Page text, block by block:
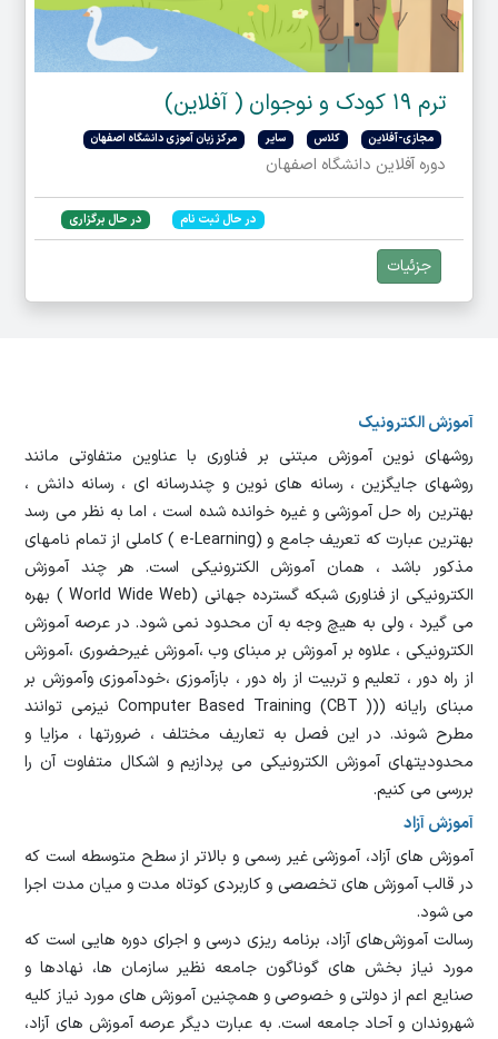
ترم ۱۹ کودک و نوجوان ( آفلاین)
مجازی-آفلاین کلاس سایر مرکز زبان آموزی دانشگاه اصفهان
دوره آفلاین دانشگاه اصفهان
در حال ثبت نام در حال برگزاری
جزئیات
آموزش الکترونیک
روشهای نوین آموزش مبتنی بر فناوری با عناوین متفاوتی مانند
روشهای جایگزین ، رسانه های نوین و چندرسانه ای ، رسانه دانش ،
بهترین راه حل آموزشی و غیره خوانده شده است ، اما به نظر می رسد
بهترین عبارت که تعریف جامع و (e-Learning ) کاملی از تمام نامهای
مذکور باشد ، همان آموزش الکترونیکی است. هر چند آموزش
الکترونیکی از فناوری شبکه گسترده جهانی (World Wide Web ) بهره
می گیرد ، ولی به هیچ وجه به آن محدود نمی شود. در عرصه آموزش
الکترونیکی ، علاوه بر آموزش بر مبنای وب ،آموزش غیرحضوری ،آموزش
از راه دور ، تعلیم و تربیت از راه دور ، بازآموزی ،خودآموزی وآموزش بر
مبنای رایانه ((Computer Based Training (CBT ) نیزمی توانند
مطرح شوند. در این فصل به تعاریف مختلف ، ضرورتها ، مزایا و
محدودیتهای آموزش الکترونیکی می پردازیم و اشکال متفاوت آن را
بررسی می کنیم.
آموزش آزاد
آموزش های آزاد، آموزشی غیر رسمی و بالاتر از سطح متوسطه است که
در قالب آموزش های تخصصی و کاربردی کوتاه مدت و میان مدت اجرا
می شود.
رسالت آموزش‌های آزاد، برنامه ریزی درسی و اجرای دوره هایی است که
مورد نیاز بخش های گوناگون جامعه نظیر سازمان ها، نهادها و
صنایع اعم از دولتی و خصوصی و همچنین آموزش های مورد نیاز کلیه
شهروندان و آحاد جامعه است. به عبارت دیگر عرصه آموزش های آزاد،